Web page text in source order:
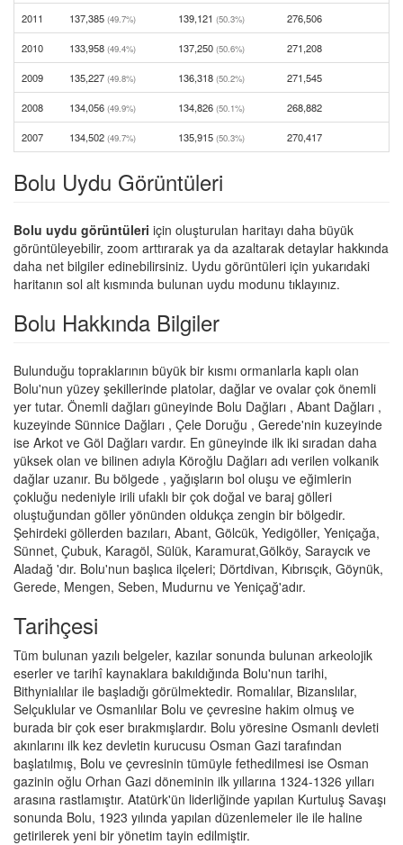
2011 137,385 (49.7%) 139,121 (50.3%) 276,506
2010 133,958 (49.4%) 137,250 (50.6%) 271,208
2009 135,227 (49.8%) 136,318 (50.2%) 271,545
2008 134,056 (49.9%) 134,826 (50.1%) 268,882
2007 134,502 (49.7%) 135,915 (50.3%) 270,417
Bolu Uydu Görüntüleri
Bolu uydu görüntüleri için oluşturulan haritayı daha büyük
görüntüleyebilir, zoom arttırarak ya da azaltarak detaylar hakkında
daha net bilgiler edinebilirsiniz. Uydu görüntüleri için yukarıdaki
haritanın sol alt kısmında bulunan uydu modunu tıklayınız.
Bolu Hakkında Bilgiler
Bulunduğu topraklarının büyük bir kısmı ormanlarla kaplı olan
Bolu'nun yüzey şekillerinde platolar, dağlar ve ovalar çok önemli
yer tutar. Önemli dağları güneyinde Bolu Dağları , Abant Dağları ,
kuzeyinde Sünnice Dağları , Çele Doruğu , Gerede'nin kuzeyinde
ise Arkot ve Göl Dağları vardır. En güneyinde ilk iki sıradan daha
yüksek olan ve bilinen adıyla Köroğlu Dağları adı verilen volkanik
dağlar uzanır. Bu bölgede , yağışların bol oluşu ve eğimlerin
çokluğu nedeniyle irili ufaklı bir çok doğal ve baraj gölleri
oluştuğundan göller yönünden oldukça zengin bir bölgedir.
Şehirdeki göllerden bazıları, Abant, Gölcük, Yedigöller, Yeniçağa,
Sünnet, Çubuk, Karagöl, Sülük, Karamurat,Gölköy, Saraycık ve
Aladağ 'dır. Bolu'nun başlıca ilçeleri; Dörtdivan, Kıbrısçık, Göynük,
Gerede, Mengen, Seben, Mudurnu ve Yeniçağ'adır.
Tarihçesi
Tüm bulunan yazılı belgeler, kazılar sonunda bulunan arkeolojik
eserler ve tarihî kaynaklara bakıldığında Bolu'nun tarihi,
Bithynialılar ile başladığı görülmektedir. Romalılar, Bizanslılar,
Selçuklular ve Osmanlılar Bolu ve çevresine hakim olmuş ve
burada bir çok eser bırakmışlardır. Bolu yöresine Osmanlı devleti
akınlarını ilk kez devletin kurucusu Osman Gazi tarafından
başlatılmış, Bolu ve çevresinin tümüyle fethedilmesi ise Osman
gazinin oğlu Orhan Gazi döneminin ilk yıllarına 1324-1326 yılları
arasına rastlamıştır. Atatürk'ün liderliğinde yapılan Kurtuluş Savaşı
sonunda Bolu, 1923 yılında yapılan düzenlemeler ile ile haline
getirilerek yeni bir yönetim tayin edilmiştir.